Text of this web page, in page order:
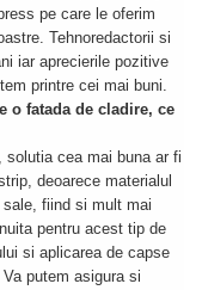
pe care le oferim
Tehnoredactorii si
iar aprecierile pozitive
printre cei mai buni.
o fatada de cladire, ce
solutia cea mai buna ar fi
deoarece materialul
fiind si mult mai
pentru acest tip de
si aplicarea de capse
putem asigura si